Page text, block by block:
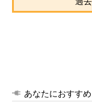
あなたにおすすめ